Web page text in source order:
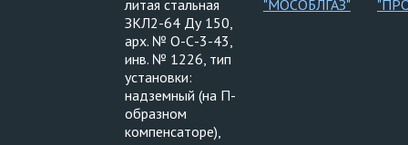
литая стальная
ЗКЛ2-64 Ду 150,
арх. № О-С-3-43,
инв. № 1226, тип
установки:
надземный (на П-
образном
компенсаторе),
"МОСОБЛГАЗ"